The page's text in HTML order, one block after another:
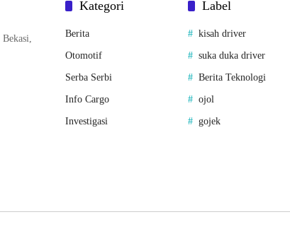
Kategori
Berita
Otomotif
Serba Serbi
Info Cargo
Investigasi
Label
kisah driver
suka duka driver
Berita Teknologi
ojol
gojek